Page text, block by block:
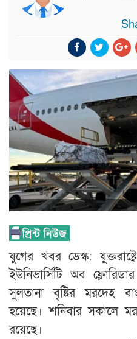
যুগের খবর ডেস্ক:
ইউনিভার্সিটি অব
সুলতানা বৃষ্টির মরদেহ
হয়েছে। শনিবার সকালে
রয়েছে।